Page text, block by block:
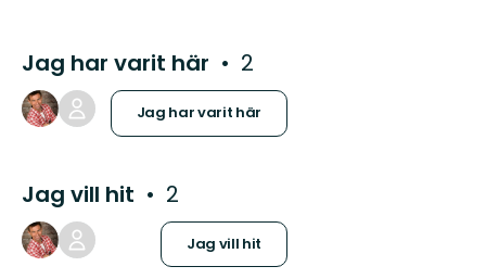
Jag har varit här 2
Jag har varit här
Jag vill hit 2
Jag vill hit